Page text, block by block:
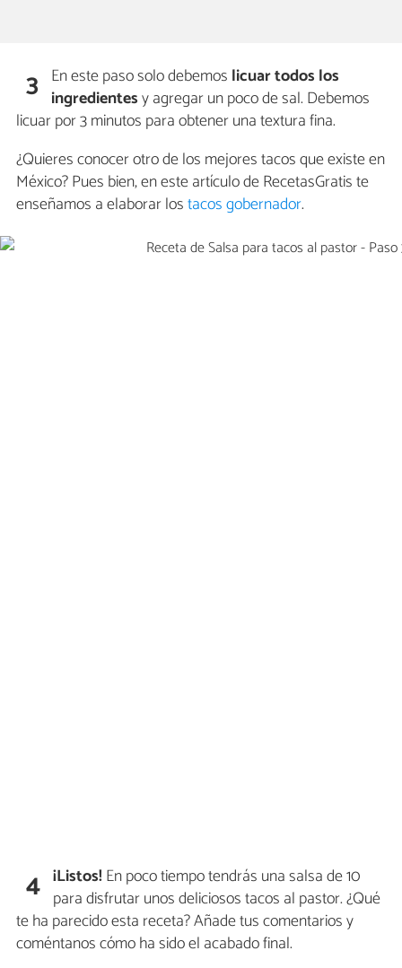
3 En este paso solo debemos licuar todos los
ingredientesy agregar un poco de sal. Debemos
licuar por 3 minutos para obtener una textura fina.
¿Quieres conocer otro de los mejores tacos que existe en
México? Pues bien, en este artículo de RecetasGratis te
enseñamos a elaborar lostacos gobernador.
4 ¡Listos!En poco tiempo tendrás una salsa de 10
para disfrutar unos deliciosos tacos al pastor. ¿Qué
te ha parecido esta receta? Añade tus comentarios y
coméntanos cómo ha sido el acabado final.